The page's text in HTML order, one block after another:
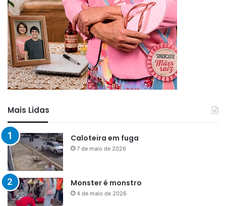
Mais Lidas
Caloteira em fuga
7 de maio de 2026
Monster é monstro
4 de maio de 2026